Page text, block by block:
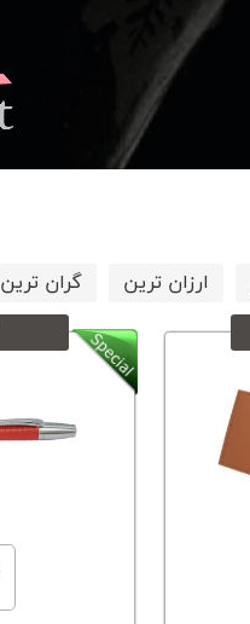
ارزان ترین گران ترین